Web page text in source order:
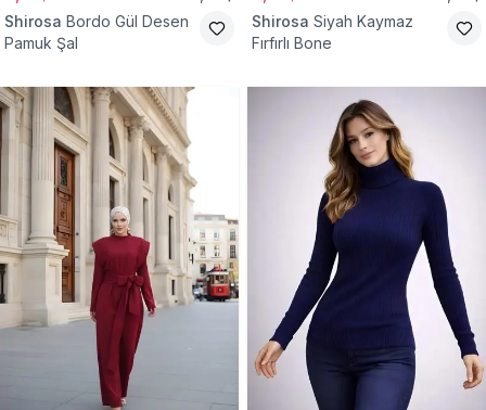
Shirosa Bordo Gül Desen
Pamuk Şal
Shirosa Siyah Kaymaz
Fırfırlı Bone